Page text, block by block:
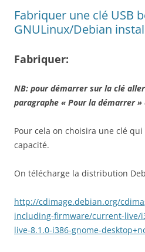
Fabriquer une clé USB
GNULinux/Debian
Fabriquer:
NB: pour démarrer sur la clé
paragraphe « Pour la démarrer »
Pour cela on choisira une clé
capacité.
On télécharge la distribution
http://cdimage.debian.org/
including-firmware/current-live/
live-8.1.0-i386-gnome-